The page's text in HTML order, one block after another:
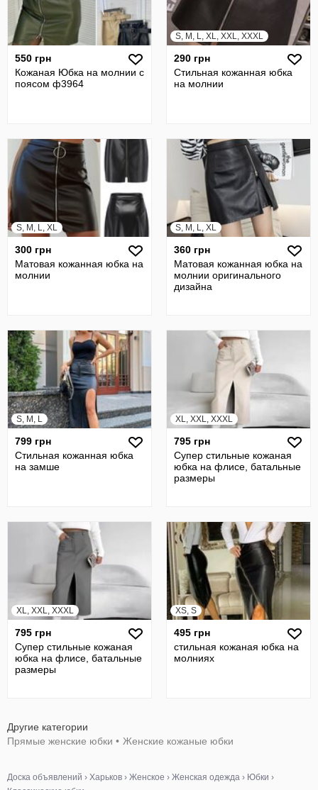
550 грн
Кожаная Юбка на молнии с
поясом ф3964
S, M, L, XL, XXL, XXXL
290 грн
Стильная кожанная юбка
на молнии
S, M, L, XL
300 грн
Матовая кожанная юбка на
молнии
S, M, L, XL
360 грн
Матовая кожанная юбка на
молнии оригинального
дизайна
S, M, L
799 грн
Стильная кожанная юбка
на замше
XL, XXL, XXXL
795 грн
Супер стильные кожаная
юбка на флисе, батальные
размеры
XL, XXL, XXXL
795 грн
Супер стильные кожаная
юбка на флисе, батальные
размеры
XS, S
495 грн
стильная кожаная юбка на
молниях
Другие категории
Прямые женские юбки • Женские кожаные юбки
Доска объявлений › Харьков › Женское › Женская одежда › Юбки ›